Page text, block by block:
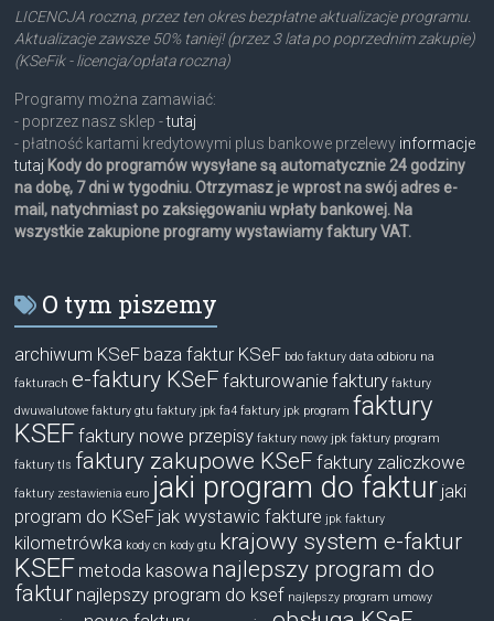
LICENCJA roczna, przez ten okres bezpłatne aktualizacje programu.
Aktualizacje zawsze 50% taniej! (przez 3 lata po poprzednim zakupie)
(KSeFik - licencja/opłata roczna)
Programy można zamawiać:
- poprzez nasz sklep -tutaj
- płatność kartami kredytowymi plus bankowe przelewy informacje
tutaj Kody do programów wysyłane są automatycznie 24 godziny
na dobę, 7 dni w tygodniu. Otrzymasz je wprost na swój adres e-
mail, natychmiast po zaksięgowaniu wpłaty bankowej. Na
wszystkie zakupione programy wystawiamy faktury VAT.
O tym piszemy
archiwum KSeF baza faktur KSeF bdo faktury data odbioru na
fakturach e-faktury KSeF fakturowanie faktury faktury
dwuwalutowe faktury gtu faktury jpk fa4 faktury jpk program faktury
KSEFfaktury nowe przepisy faktury nowy jpk faktury program
faktury tls faktury zakupowe KSeF faktury zaliczkowe
faktury zestawienia euro jaki program do faktur jaki
program do KSeF jak wystawic fakture jpk faktury
kilometrówka kody cn kody gtu krajowy system e-faktur
KSEF metoda kasowa najlepszy program do
faktur najlepszy program do ksef najlepszy program umowy